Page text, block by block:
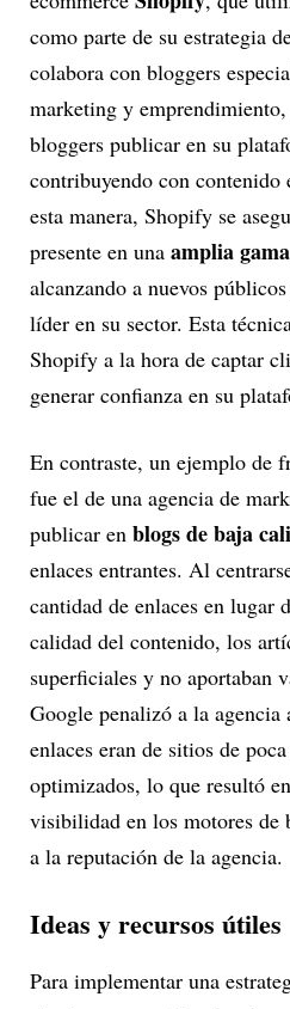
como parte de su estrategia
colabora con bloggers
marketing y
bloggers publicar en su
contribuyendo con contenido
esta manera, Shopify se
presente en una amplia
alcanzando a nuevos
líder en su sector. Esta
Shopify a la hora de captar
generar confianza en su
En contraste, un ejemplo de
fue el de una agencia de
publicar en blogs de baja
enlaces entrantes. Al
cantidad de enlaces en lugar
calidad del contenido, los
superficiales y no aportaban
Google penalizó a la
enlaces eran de sitios de
optimizados, lo que resultó
visibilidad en los motores de
a la reputación de la agencia.
Ideas y recursos útiles
Para implementar una